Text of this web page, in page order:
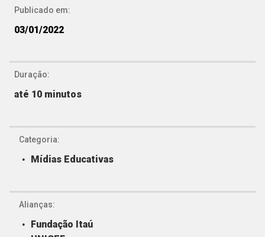
Publicado em:
03/01/2022
Duração:
até 10 minutos
Categoria:
Mídias Educativas
Alianças:
Fundação Itaú